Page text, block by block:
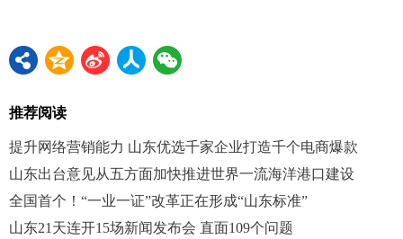
推荐阅读
提升网络营销能力 山东优选千家企业打造千个电商爆款
山东出台意见从五方面加快推进世界一流海洋港口建设
全国首个！“一业一证”改革正在形成“山东标准”
山东21天连开15场新闻发布会 直面109个问题